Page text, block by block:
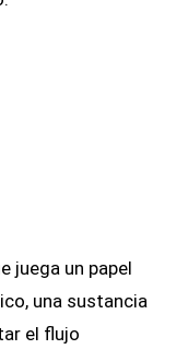
juega un papel
una sustancia
el flujo